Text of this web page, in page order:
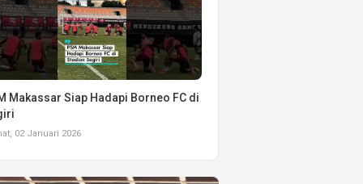
Makassar Siap Hadapi Borneo FC di
02 Januari 2026